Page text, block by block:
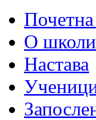
О школи
Настава